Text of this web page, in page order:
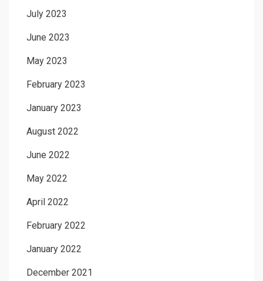
July 2023
June 2023
May 2023
February 2023
January 2023
August 2022
June 2022
May 2022
April 2022
February 2022
January 2022
December 2021